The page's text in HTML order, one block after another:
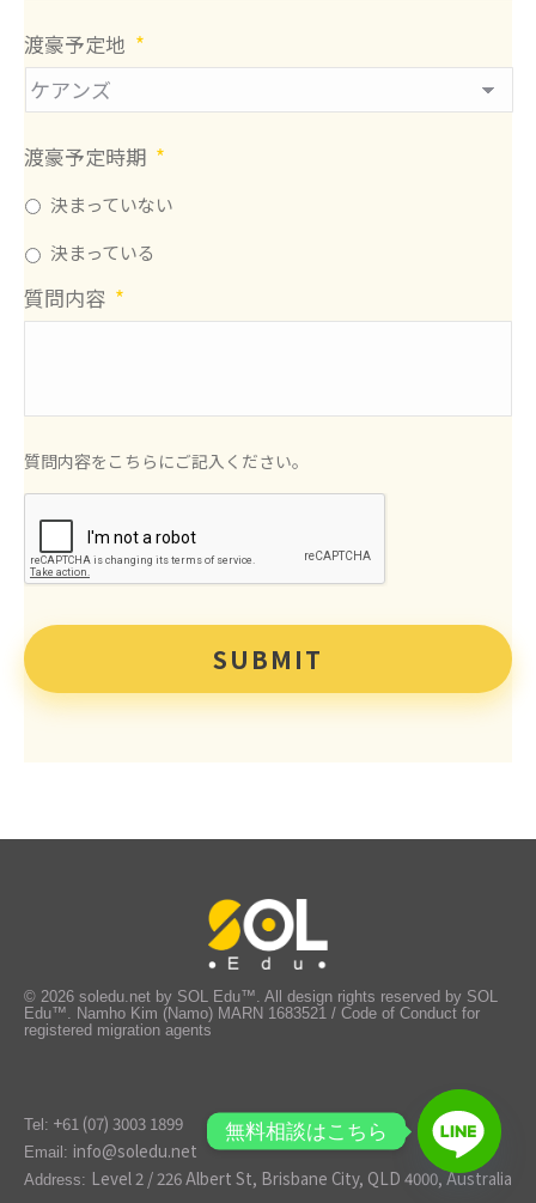
渡豪予定地 *
渡豪予定時期 *
決まっていない
決まっている
質問内容 *
質問内容をこちらにご記入ください。
© 2026 soledu.net by SOL Edu™. All design rights reserved by SOL
Edu™. Namho Kim (Namo) MARN 1683521 / Code of Conduct for
registered migration agents
Tel: +61 (07) 3003 1899
Email: info@soledu.net
Address: Level 2 / 226 Albert St, Brisbane City, QLD 4000, Australia
無料相談はこちら